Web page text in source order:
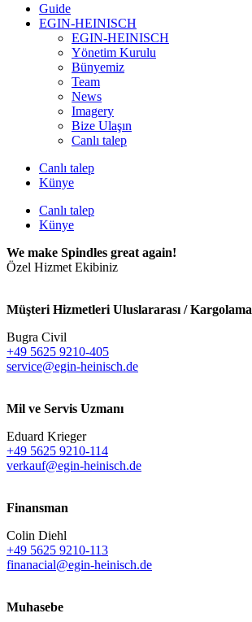
Guide
EGIN-HEINISCH
EGIN-HEINISCH
Yönetim Kurulu
Bünyemiz
Team
News
Imagery
Bize Ulaşın
Canlı talep
Canlı talep
Künye
Canlı talep
Künye
We make Spindles great again!
Özel Hizmet Ekibiniz
Müşteri Hizmetleri Uluslararası / Kargolama
Bugra Civil
+49 5625 9210-405
service@egin-heinisch.de
Mil ve Servis Uzmanı
Eduard Krieger
+49 5625 9210-114
verkauf@egin-heinisch.de
Finansman
Colin Diehl
+49 5625 9210-113
finanacial@egin-heinisch.de
Muhasebe